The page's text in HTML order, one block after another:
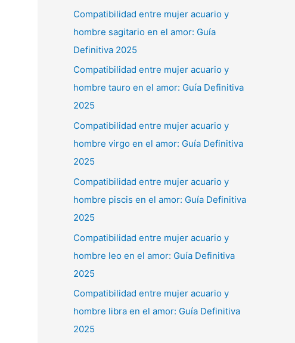
Compatibilidad entre mujer acuario y
hombre sagitario en el amor: Guía
Definitiva 2025
Compatibilidad entre mujer acuario y
hombre tauro en el amor: Guía Definitiva
2025
Compatibilidad entre mujer acuario y
hombre virgo en el amor: Guía Definitiva
2025
Compatibilidad entre mujer acuario y
hombre piscis en el amor: Guía Definitiva
2025
Compatibilidad entre mujer acuario y
hombre leo en el amor: Guía Definitiva
2025
Compatibilidad entre mujer acuario y
hombre libra en el amor: Guía Definitiva
2025